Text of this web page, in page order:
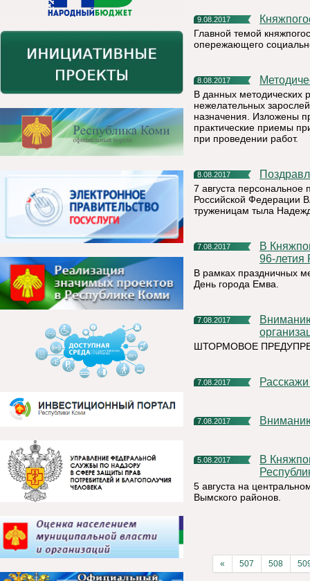
9.08.2017
Главной темой
опережающего
8.08.2017
В данных методических
нежелательных
назначения. Изложены
практические приемы
при проведении работ.
8.08.2017
7 августа
Российской Федерации
труженицам тыла
7.08.2017
В Княжпогостском районе 13 августа пройдет празднование
96-летия
В рамках праздничных
День города Емва.
7.08.2017
Вниманию жителей Княжпогостского района и руководителей
ШТОРМОВОЕ
7.08.2017
7.08.2017
5.08.2017
В Княжпогостском районе прошел отборочный матч Кубка
5 августа на
Вымского районов.
« 507 508